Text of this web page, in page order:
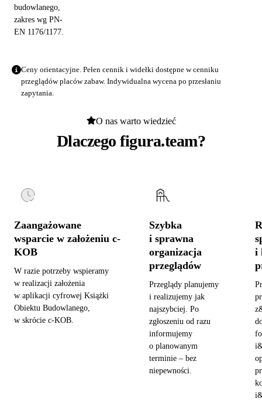
budowlanego,
zakres wg PN-
EN 1176/1177.
Ceny orientacyjne. Pełen cennik i widełki dostępne wcenniku
przeglądów placów zabaw. Indywidualna wycena po przesłaniu
zapytania.
O nas warto wiedzieć
Dlaczego figura.team?
Zaangażowane
wsparcie w założeniu c-
KOB
W razie potrzeby wspieramy
w realizacji założenia
w aplikacji cyfrowej Książki
Obiektu Budowlanego,
w skrócie c-KOB.
Szybka
i sprawna
organizacja
przeglądów
Przeglądy planujemy
i realizujemy jak
najszybciej. Po
zgłoszeniu od razu
informujemy
o planowanym
terminie – bez
niepewności.
i